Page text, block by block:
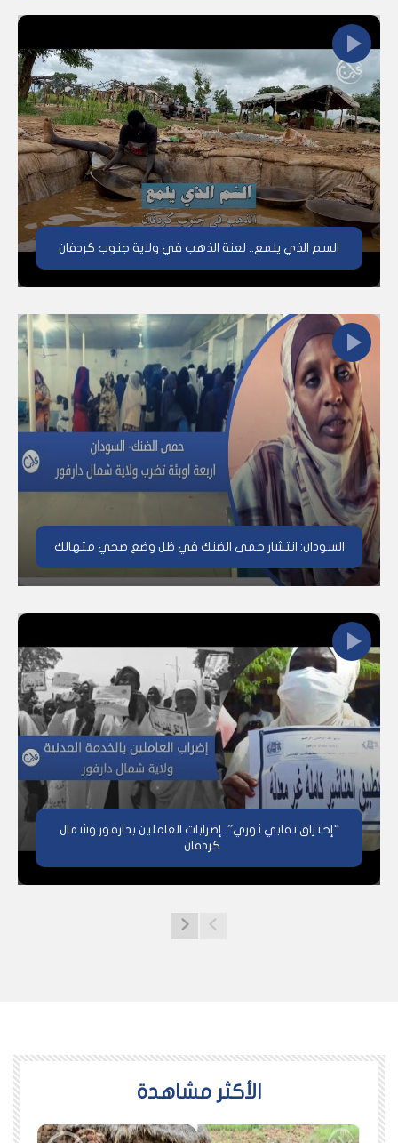
السم الذي يلمع.. لعنة الذهب في ولاية جنوب كردفان
السودان: انتشار حمى الضنك في ظل وضع صحي متهالك
“إختراق نقابي ثوري”..إضرابات العاملين بدارفور وشمال
كردفان
اﻷكثر مشاهدة